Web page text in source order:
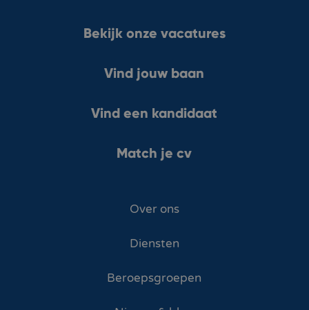
Bekijk onze vacatures
Vind jouw baan
Vind een kandidaat
Match je cv
Over ons
Diensten
Beroepsgroepen